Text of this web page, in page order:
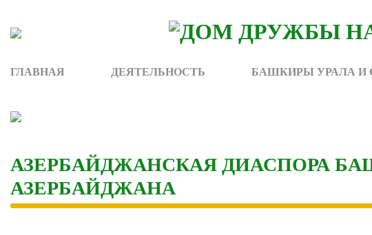
content
ГЛАВНАЯ ДЕЯТЕЛЬНОСТЬ БАШКИРЫ УРАЛА И
АЗЕРБАЙДЖАНСКАЯ ДИАСПОРА
АЗЕРБАЙДЖАНА